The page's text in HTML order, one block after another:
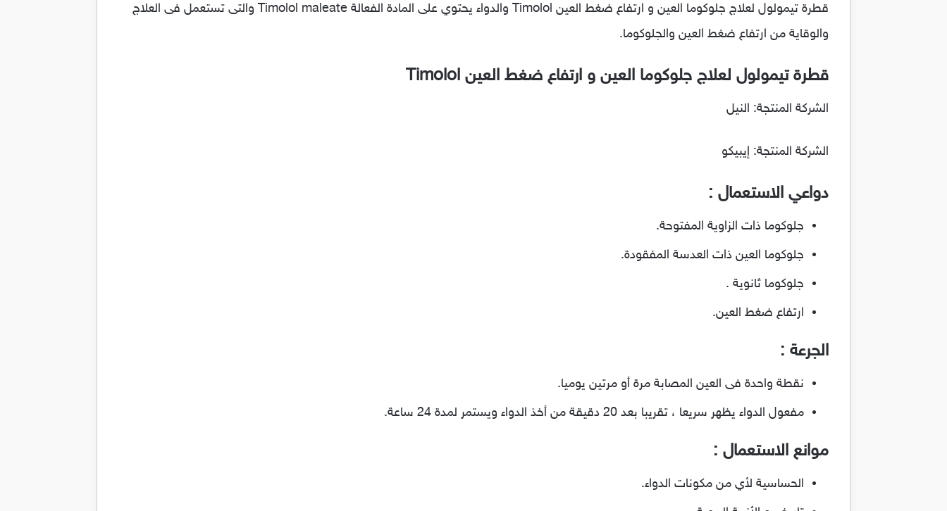
قطرة تيمولول لعلاج جلوكوما العين و ارتفاع ضغط العين Timolol والدواء يحتوي على المادة الفعالة Timolol maleate والتى تستعمل فى العلاج
والوقاية من ارتفاع ضغط العين والجلوكوما.
قطرة تيمولول لعلاج جلوكوما العين و ارتفاع ضغط العين Timolol
الشركة المنتجة: النيل
الشركة المنتجة: إيبيكو
دواعي الاستعمال :
جلوكوما ذات الزاوية المفتوحة.
جلوكوما العين ذات العدسة المفقودة.
جلوكوما ثانوية .
ارتفاع ضغط العين.
الجرعة :
نقطة واحدة فى العين المصابة مرة أو مرتين يوميا.
مفعول الدواء يظهر سريعا ، تقريبا بعد 20 دقيقة من أخذ الدواء ويستمر لمدة 24 ساعة.
موانع الاستعمال :
الحساسية لأي من مكونات الدواء.